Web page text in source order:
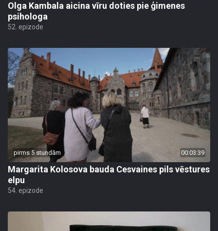
Olga Kambala aicina vīru doties pie ģimenes
psihologa
52. epizode
pirms 5 stundām 00:03:39
Margarita Kolosova bauda Cesvaines pils vēstures
elpu
54. epizode